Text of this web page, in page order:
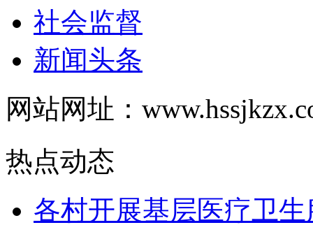
社会监督
新闻头条
网站网址：
热点动态
各村开展基层医疗卫生